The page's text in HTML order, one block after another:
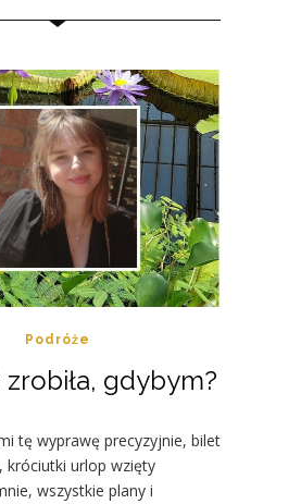
Podróże
gdybym?
tę wyprawę precyzyjnie, bilet
króciutki urlop wzięty
wszystkie plany i